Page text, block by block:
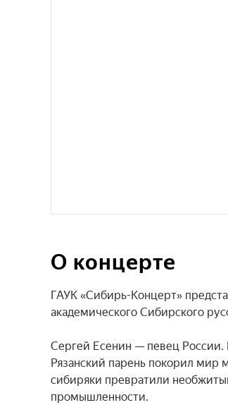
О концерте
ГАУК «Сибирь-Концерт»
академического Сибирского
Сергей Есенин — певец
Рязанский парень покорил мир
сибиряки превратили
промышленности.